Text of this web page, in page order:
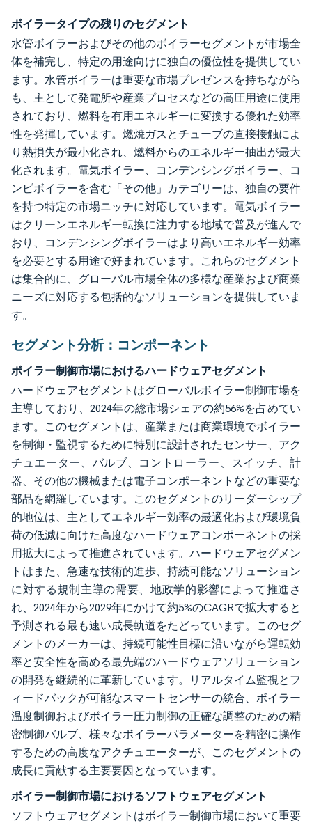
画像 © Mordor Intelligence。再利用にはCC BY 4.0の表示が必要です。
ボイラータイプの残りのセグメント
水管ボイラーおよびその他のボイラーセグメントが市場全
体を補完し、特定の用途向けに独自の優位性を提供してい
ます。水管ボイラーは重要な市場プレゼンスを持ちながら
も、主として発電所や産業プロセスなどの高圧用途に使用
されており、燃料を有用エネルギーに変換する優れた効率
性を発揮しています。燃焼ガスとチューブの直接接触によ
り熱損失が最小化され、燃料からのエネルギー抽出が最大
化されます。電気ボイラー、コンデンシングボイラー、コ
ンビボイラーを含む「その他」カテゴリーは、独自の要件
を持つ特定の市場ニッチに対応しています。電気ボイラー
はクリーンエネルギー転換に注力する地域で普及が進んで
おり、コンデンシングボイラーはより高いエネルギー効率
を必要とする用途で好まれています。これらのセグメント
は集合的に、グローバル市場全体の多様な産業および商業
ニーズに対応する包括的なソリューションを提供していま
す。
セグメント分析：コンポーネント
ボイラー制御市場におけるハードウェアセグメント
ハードウェアセグメントはグローバルボイラー制御市場を
主導しており、2024年の総市場シェアの約56%を占めてい
ます。このセグメントは、産業または商業環境でボイラー
を制御・監視するために特別に設計されたセンサー、アク
チュエーター、バルブ、コントローラー、スイッチ、計
器、その他の機械または電子コンポーネントなどの重要な
部品を網羅しています。このセグメントのリーダーシップ
的地位は、主としてエネルギー効率の最適化および環境負
荷の低減に向けた高度なハードウェアコンポーネントの採
用拡大によって推進されています。ハードウェアセグメン
トはまた、急速な技術的進歩、持続可能なソリューション
に対する規制主導の需要、地政学的影響によって推進さ
れ、2024年から2029年にかけて約5%のCAGRで拡大すると
予測される最も速い成長軌道をたどっています。このセグ
メントのメーカーは、持続可能性目標に沿いながら運転効
率と安全性を高める最先端のハードウェアソリューション
の開発を継続的に革新しています。リアルタイム監視とフ
ィードバックが可能なスマートセンサーの統合、ボイラー
温度制御およびボイラー圧力制御の正確な調整のための精
密制御バルブ、様々なボイラーパラメーターを精密に操作
するための高度なアクチュエーターが、このセグメントの
成長に貢献する主要要因となっています。
ボイラー制御市場におけるソフトウェアセグメント
ソフトウェアセグメントはボイラー制御市場において重要